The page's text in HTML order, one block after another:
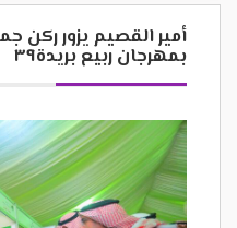
أمير القصيم يزور ركن
بمهرجان ربيع بريدة٣٩